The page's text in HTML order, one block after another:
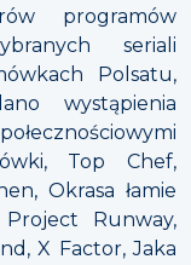
programów
seriali
Polsatu,
wystąpienia
Top Chef,
Okrasa łamie
Runway,
X Factor, Jaka